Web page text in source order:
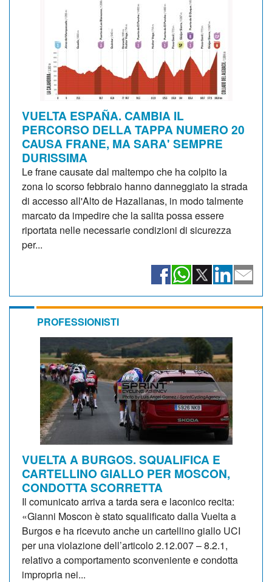
VUELTA ESPAÑA. CAMBIA IL
PERCORSO DELLA TAPPA NUMERO 20
CAUSA FRANE, MA SARA' SEMPRE
DURISSIMA
Le frane causate dal maltempo che ha colpito la
zona lo scorso febbraio hanno danneggiato la strada
di accesso all'Alto de Hazallanas, in modo talmente
marcato da impedire che la salita possa essere
riportata nelle necessarie condizioni di sicurezza
per...
PROFESSIONISTI
VUELTA A BURGOS. SQUALIFICA E
CARTELLINO GIALLO PER MOSCON,
CONDOTTA SCORRETTA
Il comunicato arriva a tarda sera e laconico recita:
«Gianni Moscon è stato squalificato dalla Vuelta a
Burgos e ha ricevuto anche un cartellino giallo UCI
per una violazione dell’articolo 2.12.007 – 8.2.1,
relativo a comportamento sconveniente e condotta
impropria nei...